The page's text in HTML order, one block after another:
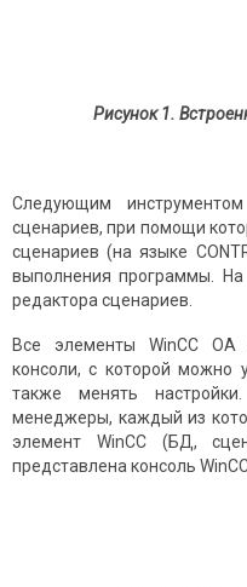
Рисунок 1.
Следующим
сценариев, при помощи
сценариев (на языке
выполнения программы. На
редактора сценариев.
Все элементы WinCC
консоли, с которой можно
также менять
менеджеры, каждый из
элемент WinCC (БД,
представлена консоль